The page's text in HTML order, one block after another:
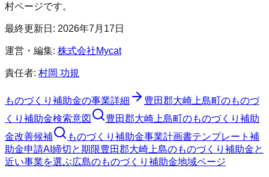
村ページです。
最終更新日: 2026年7月17日
運営・編集: 株式会社Mycat
責任者: 村岡 功規
ものづくり補助金の事業詳細 豊田郡大崎上島町のものづ
くり補助金検索意図 豊田郡大崎上島町のものづくり補助
金改善候補 ものづくり補助金事業計画書テンプレート 補
助金申請AI 締切と期限豊田郡大崎上島のものづくり補助金と
近い事業を選ぶ広島のものづくり補助金地域ページ